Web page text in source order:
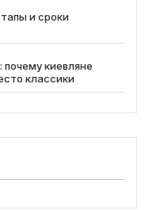
и сроки
почему киевляне
классики